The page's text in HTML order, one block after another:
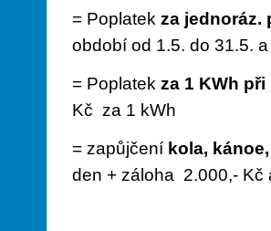
= Poplatek za jednoráz.
období od 1.5. do 31.5.
= Poplatek za 1 KWh při
Kč za 1 kWh
= zapůjčení kola,
den + záloha 2.000,- Kč